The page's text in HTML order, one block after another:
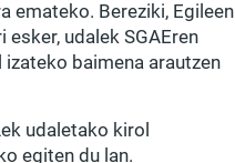
emateko. Bereziki, Egileen
udalek SGAEren
baimena arautzen
udaletako kirol
egiten du lan.